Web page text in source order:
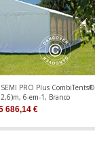
PRO Plus CombiTents®
6-em-1, Branco
686,14 €